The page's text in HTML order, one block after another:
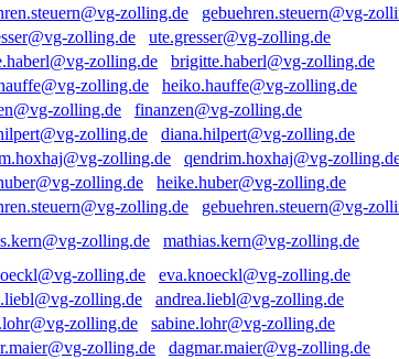
gebuehren.steuern@vg-
ute.gresser@vg-zolling.de
brigitte.haberl@vg-zolling.de
heiko.hauffe@vg-zolling.de
finanzen@vg-zolling.de
diana.hilpert@vg-zolling.de
qendrim.hoxhaj@vg-
heike.huber@vg-zolling.de
gebuehren.steuern@vg-
mathias.kern@vg-zolling.de
eva.knoeckl@vg-zolling.de
andrea.liebl@vg-zolling.de
sabine.lohr@vg-zolling.de
dagmar.maier@vg-zolling.de